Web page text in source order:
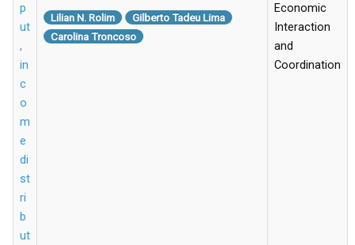
p
ut
,
in
c
o
m
e
di
st
ri
b
ut
Lilian N. Rolim
Gilberto Tadeu Lima
Carolina Troncoso
Economic
Interaction
and
Coordination